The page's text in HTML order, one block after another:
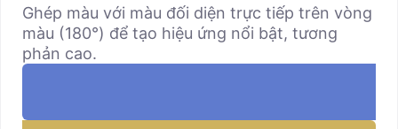
Ghép màu với màu đối diện trực tiếp trên vòng
màu (180°) để tạo hiệu ứng nổi bật, tương
phản cao.